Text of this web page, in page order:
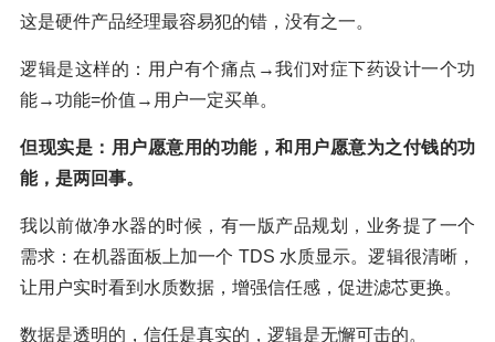
这是硬件产品经理最容易犯的错，没有之一。
逻辑是这样的：用户有个痛点→我们对症下药设计一个功
能→功能=价值→用户一定买单。
但现实是：用户愿意用的功能，和用户愿意为之付钱的功
能，是两回事。
我以前做净水器的时候，有一版产品规划，业务提了一个
需求：在机器面板上加一个 TDS 水质显示。逻辑很清晰，
让用户实时看到水质数据，增强信任感，促进滤芯更换。
数据是透明的，信任是真实的，逻辑是无懈可击的。